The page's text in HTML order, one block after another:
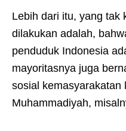
Lebih dari itu, yang tak
dilakukan adalah,
penduduk Indonesia
mayoritasnya juga
sosial kemasyarakatan
Muhammadiyah,